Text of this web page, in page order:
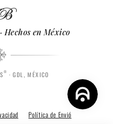
Hechos en México
® · GDL, MÉXICO
Política de Envió